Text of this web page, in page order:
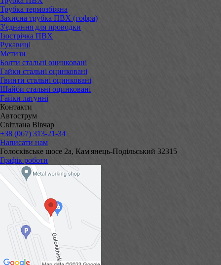
Трубка термозбіжна
Захисна трубка ПВХ (гофра)
З'єднання для проводки
Ізострічка ПВХ
Рукавиці
Метизи
Болти стальні оцинковані
Гайки стальні оцинковані
Гвинти стальні оцинковані
Шайби стальні оцинковані
Гайки латунні
Контакти
Автострум
Світлана Вівчар
+38 (067) 313-21-34
Написати нам
Голосківське шосе 2а, Кам'янець-Подільський 32315
Графік роботи